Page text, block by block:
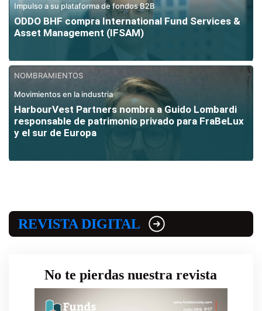
Impulso a su plataforma de fondos B2B
ODDO BHF compra International Fund Services &
Asset Management (IFSAM)
NOMBRAMIENTOS
Movimientos en la industria
HarbourVest Partners nombra a Guido Lombardi
responsable de patrimonio privado para FraBeLux
y el sur de Europa
REVISTA DIGITAL
No te pierdas nuestra revista